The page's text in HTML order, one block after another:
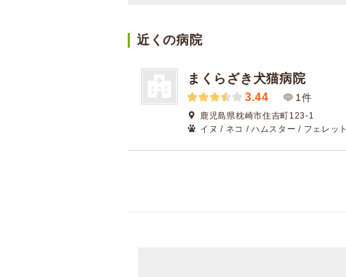
近くの病院
まくらざき犬猫病院
3.44 1件
鹿児島県枕崎市住吉町123-1
イヌ / ネコ / ハムスター / フェレット